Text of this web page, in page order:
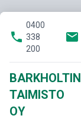
phone
0400
338
200
email
BARKHOLTIN
TAIMISTO
OY